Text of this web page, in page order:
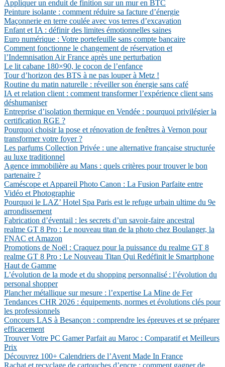
Appliquer un enduit de finition sur un mur en BTC
Peinture isolante : comment réduire sa facture d’énergie
Maçonnerie en terre coulée avec vos terres d’excavation
Enfant et IA : définir des limites émotionnelles saines
Euro numérique : Votre portefeuille sans compte bancaire
Comment fonctionne le changement de réservation et
l’Indemnisation Air France après une perturbation
Le lit cabane 180×90, le cocon de l’enfance
Tour d’horizon des BTS à ne pas louper à Metz !
Routine du matin naturelle : réveiller son énergie sans café
IA et relation client : comment transformer l’expérience client sans
déshumaniser
Entreprise d’isolation thermique en Vendée : pourquoi privilégier la
certification RGE ?
Pourquoi choisir la pose et rénovation de fenêtres à Vernon pour
transformer votre foyer ?
Les parfums Collection Privée : une alternative française structurée
au luxe traditionnel
Agence immobilière au Mans : quels critères pour trouver le bon
partenaire ?
Caméscope et Appareil Photo Canon : La Fusion Parfaite entre
Vidéo et Photographie
Pourquoi le LAZ’ Hotel Spa Paris est le refuge urbain ultime du 9e
arrondissement
Fabrication d’éventail : les secrets d’un savoir-faire ancestral
realme GT 8 Pro : Le nouveau titan de la photo chez Boulanger, la
FNAC et Amazon
Promotions de Noël : Craquez pour la puissance du realme GT 8
realme GT 8 Pro : Le Nouveau Titan Qui Redéfinit le Smartphone
Haut de Gamme
L’évolution de la mode et du shopping personnalisé : l’évolution du
personal shopper
Plancher métallique sur mesure : l’expertise La Mine de Fer
Tendances CHR 2026 : équipements, normes et évolutions clés pour
les professionnels
Concours LAS à Besançon : comprendre les épreuves et se préparer
efficacement
Trouver Votre PC Gamer Parfait au Maroc : Comparatif et Meilleurs
Prix
Découvrez 100+ Calendriers de l’Avent Made In France
Rachat et recyclage de cartouches d’encre : comment gagner de